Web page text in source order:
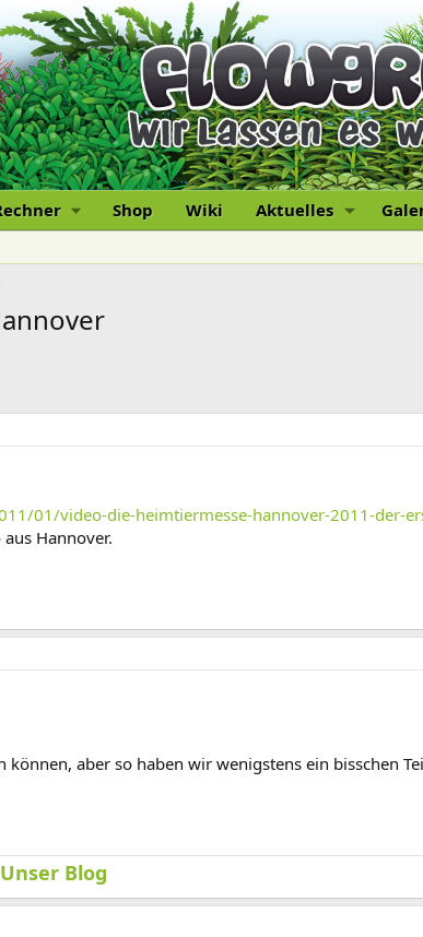
Shop Wiki Aktuelles
01/video-die-heimtiermesse-hannover-2011-der-
Hannover.
können, aber so haben wir wenigstens ein bisschen
Blog